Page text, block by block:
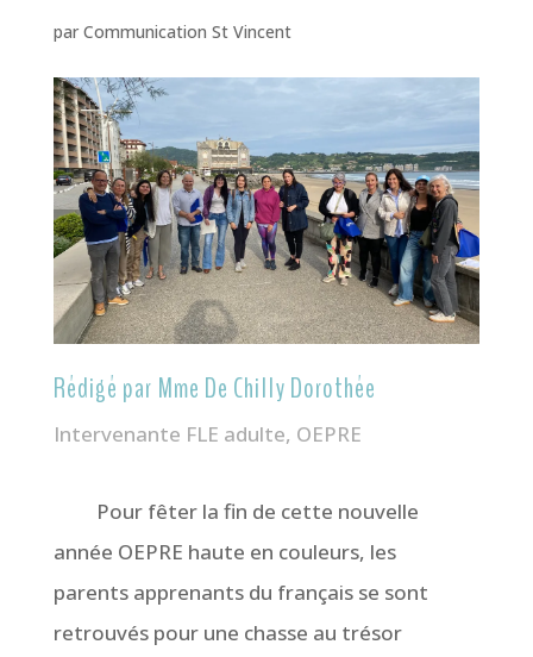
par Communication St Vincent
Rédigé par Mme De Chilly Dorothée
Intervenante FLE adulte, OEPRE
Pour fêter la fin de cette nouvelle
année OEPRE haute en couleurs, les
parents apprenants du français se sont
retrouvés pour une chasse au trésor